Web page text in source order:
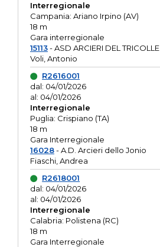
Interregionale
Campania: Ariano Irpino (AV)
18 m
Gara interregionale
15113- ASD ARCIERI DEL TRICOLLE
Voli, Antonio
R2616001
dal: 04/01/2026
al: 04/01/2026
Interregionale
Puglia: Crispiano (TA)
18 m
Gara Interregionale
16028- A.D. Arcieri dello Jonio
Fiaschi, Andrea
R2618001
dal: 04/01/2026
al: 04/01/2026
Interregionale
Calabria: Polistena (RC)
18 m
Gara Interregionale